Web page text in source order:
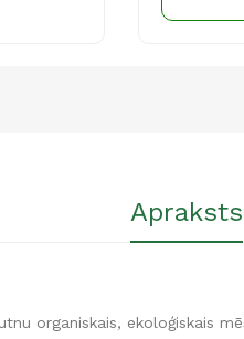
Apraksts
organiskais, ekoloģiskais